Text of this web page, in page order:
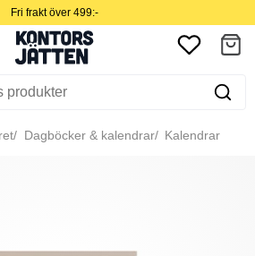
Fri frakt över 499:-
Dagböcker & kalendrar Kalendrar